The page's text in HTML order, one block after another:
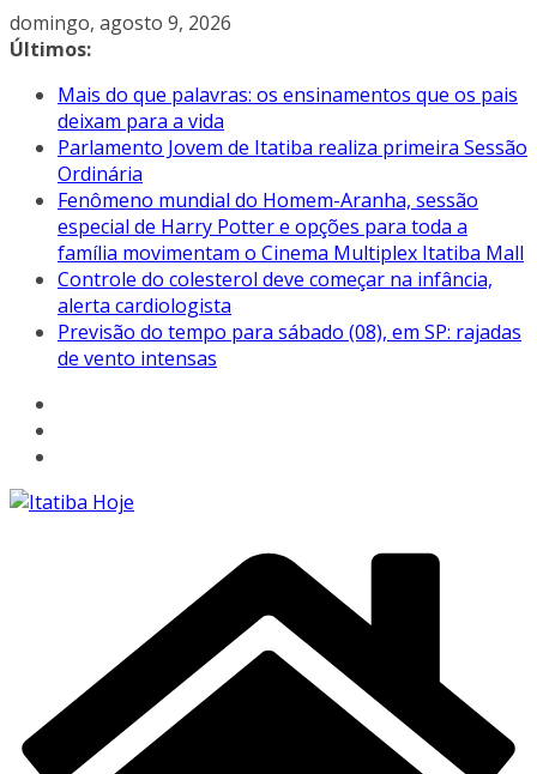
Pular
para
conteúdo
domingo, agosto 9, 2026
Últimos:
Mais do que palavras: os ensinamentos que os pais
deixam para a vida
Parlamento Jovem de Itatiba realiza primeira Sessão
Ordinária
Fenômeno mundial do Homem-Aranha, sessão
especial de Harry Potter e opções para toda a
família movimentam o Cinema Multiplex Itatiba Mall
Controle do colesterol deve começar na infância,
alerta cardiologista
Previsão do tempo para sábado (08), em SP: rajadas
de vento intensas